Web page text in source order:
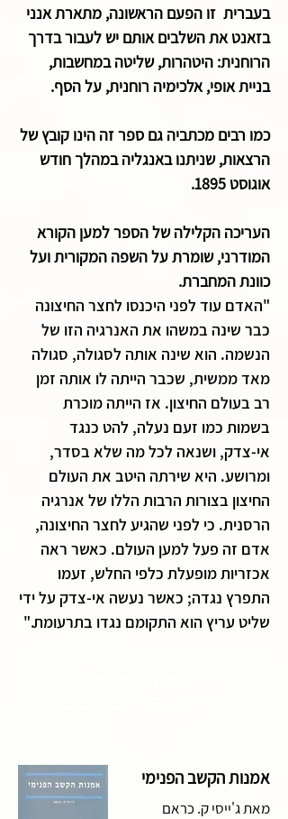
בעברית זו הפעם הראשונה, מתארת אנני
בזאנט את השלבים אותם יש לעבור בדרך
הרוחנית: היטהרות, שליטה במחשבות,
בניית אופי, אלכימיה רוחנית, על הסף.
כמו רבים מכתביה גם ספר זה הינו קובץ של
הרצאות, שניתנו באנגליה במהלך חודש
אוגוסט 1895.
העריכה הקלילה של הספר למען הקורא
המודרני, שומרת על השפה המקורית ועל
כוונת המחברת.
"האדם עוד לפני היכנסו לחצר החיצונה
כבר שינה במשהו את האנרגיה הזו של
הנשמה. הוא שינה אותה לסגולה, סגולה
מאד ממשית, שכבר הייתה לו אותה זמן
רב בעולם החיצון. אז הייתה מוכרת
בשמות כמו זעם נעלה, להט כנגד
אי-צדק, ושנאה לכל מה שלא בסדר,
ומרושע. היא שירתה היטב את העולם
החיצון בצורות הרבות הללו של אנרגיה
הרסנית. כי לפני שהגיע לחצר החיצונה,
אדם זה פעל למען העולם. כאשר ראה
אכזריות מופעלת כלפי החלש, זעמו
התפרץ נגדה; כאשר נעשה אי-צדק על ידי
שליט עריץ הוא התקומם נגדו בתרעומת."
אמנות הקשב הפנימי
מאת ג'ייסי ק. כראם